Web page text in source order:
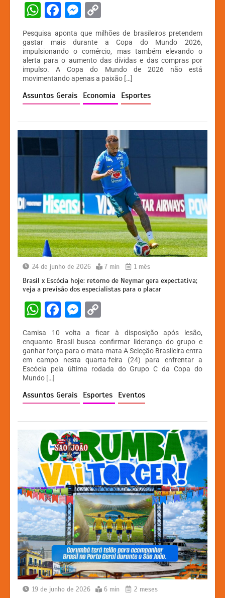
W
h
at
s
A
p
p
F
c
e
b
o
o
k
M
s
s
e
n
g
er
o
p
y
Li
n
k
Pesquisa aponta que milhões de brasileiros pretendem
gastar mais durante a Copa do Mundo 2026,
impulsionando o comércio, mas também elevando o
alerta para o aumento das dívidas e das compras por
impulso. A Copa do Mundo de 2026 não está
movimentando apenas a paixão […]
Assuntos Gerais Economia Esportes
24 de junho de 2026 7 min 1 mês
Brasil x Escócia hoje: retorno de Neymar gera expectativa;
veja a previsão dos especialistas para o placar
W
at
s
A
p
p
F
c
e
b
o
o
k
M
s
s
e
n
g
er
p
y
Li
n
k
Camisa 10 volta a ficar à disposição após lesão,
enquanto Brasil busca confirmar liderança do grupo e
ganhar força para o mata-mata A Seleção Brasileira entra
em campo nesta quarta-feira (24) para enfrentar a
Escócia pela última rodada do Grupo C da Copa do
Mundo […]
Assuntos Gerais Esportes Eventos
19 de junho de 2026 6 min 2 meses